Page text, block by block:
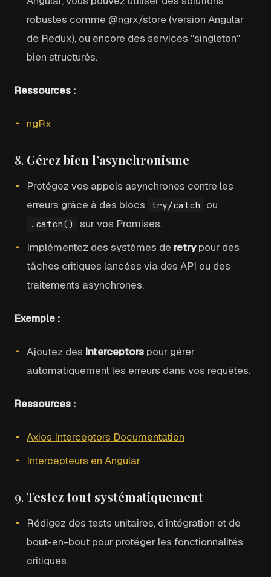
robustes comme @ngrx/store (version Angular
de Redux), ou encore des services "singleton"
bien structurés.
Ressources :
ngRx
8. Gérez bien l’asynchronisme
Protégez vos appels asynchrones contre les
erreurs grâce à des blocs
try/catch ou
.catch()
sur vos Promises.
Implémentez des systèmes de retrypour des
tâches critiques lancées via des API ou des
traitements asynchrones.
Exemple :
Ajoutez des Interceptors pour gérer
automatiquement les erreurs dans vos requêtes.
Ressources :
Axios Interceptors Documentation
Intercepteurs en Angular
9.Testez tout systématiquement
Rédigez des tests unitaires, d’intégration et de
bout-en-bout pour protéger les fonctionnalités
critiques.